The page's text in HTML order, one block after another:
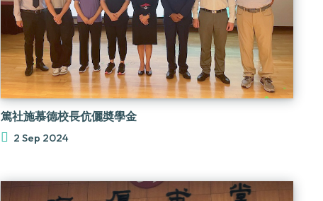
篤社施慕德校長伉儷奬學金
2 Sep 2024